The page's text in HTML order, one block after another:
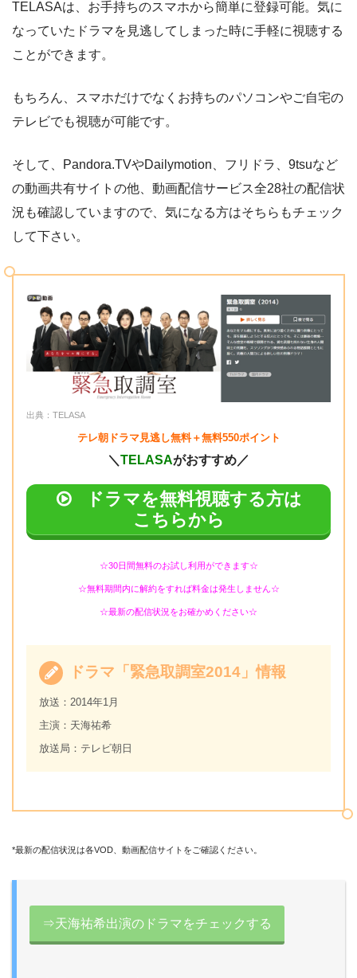
TELASAは、お手持ちのスマホから簡単に登録可能。気に
なっていたドラマを見逃してしまった時に手軽に視聴する
ことができます。
もちろん、スマホだけでなくお持ちのパソコンやご自宅の
テレビでも視聴が可能です。
そして、Pandora.TVやDailymotion、フリドラ、9tsuなど
の動画共有サイトの他、動画配信サービス全28社の配信状
況も確認していますので、気になる方はそちらもチェック
して下さい。
出典：TELASA
テレ朝ドラマ見逃し無料＋無料550ポイント
＼ TELASAがおすすめ／
ドラマを無料視聴する方は
こちらから
☆30日間無料のお試し利用ができます☆
☆無料期間内に解約をすれば料金は発生しません☆
☆最新の配信状況をお確かめください☆
ドラマ「緊急取調室2014」情報
放送：2014年1月
主演：天海祐希
放送局：テレビ朝日
*最新の配信状況は各VOD、動画配信サイトをご確認ください。
⇒天海祐希出演のドラマをチェックする